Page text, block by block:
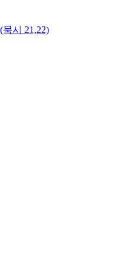
시 21,22)